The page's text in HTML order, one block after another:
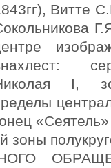
Витте
I,
«Сеятель»
зоны